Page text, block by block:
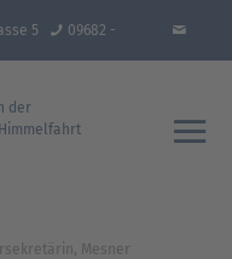
5 09682 -
der
Mesner